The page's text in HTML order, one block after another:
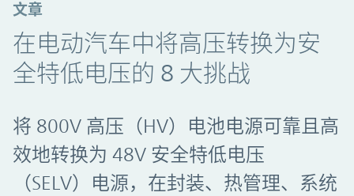
文章
在电动汽车中将高压转换为安
全特低电压的 8 大挑战
将 800V 高压（HV）电池电源可靠且高
效地转换为 48V 安全特低电压
（SELV）电源，在封装、热管理、系统